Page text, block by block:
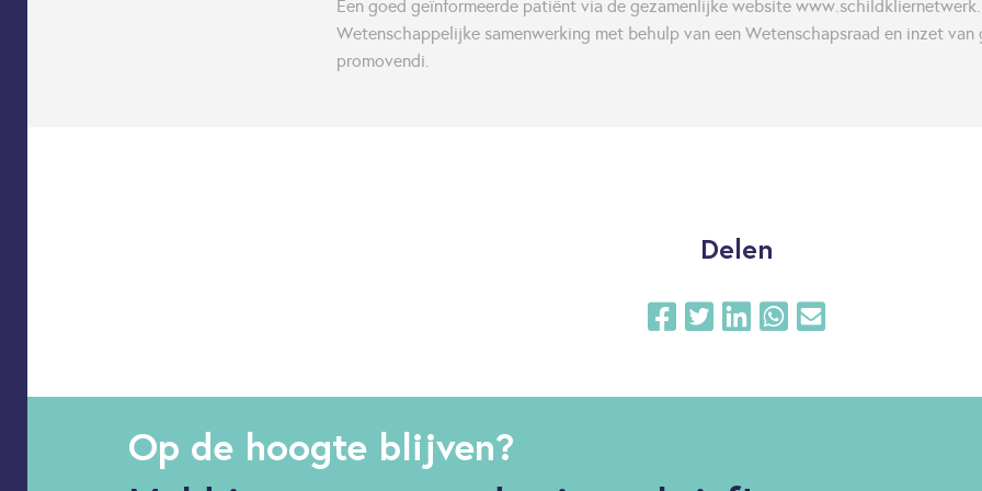
Een goed geïnformeerde patiënt via de gezamenlijke website
Wetenschappelijke samenwerking met behulp van een Wetenschapsraad en inzet van
promovendi.
Delen
Op de hoogte blijven?